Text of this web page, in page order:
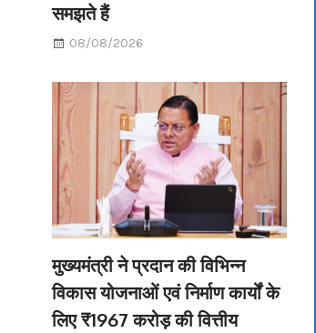
समझते हैं
08/08/2026
मुख्यमंत्री ने प्रदान की विभिन्न
विकास योजनाओं एवं निर्माण कार्यों के
लिए ₹1967 करोड़ की वित्तीय